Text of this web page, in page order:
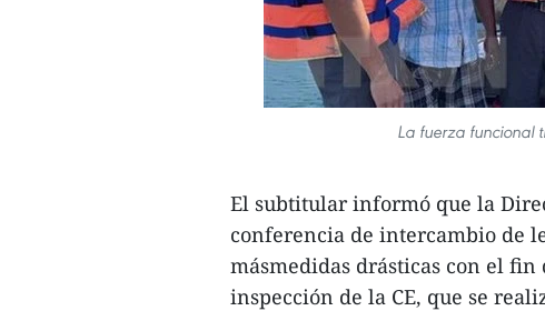
La fuerza funcional
El subtitular informó que la
conferencia de intercambio de
másmedidas drásticas con el
inspección de la CE, que se